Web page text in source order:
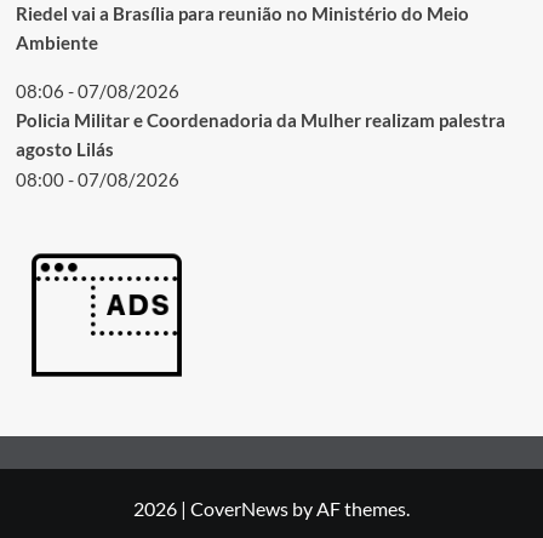
Riedel vai a Brasília para reunião no Ministério do Meio
Ambiente
08:06 - 07/08/2026
Policia Militar e Coordenadoria da Mulher realizam palestra
agosto Lilás
08:00 - 07/08/2026
2026 | CoverNews by AF themes.